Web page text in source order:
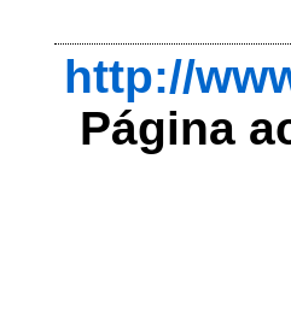
http://
Página